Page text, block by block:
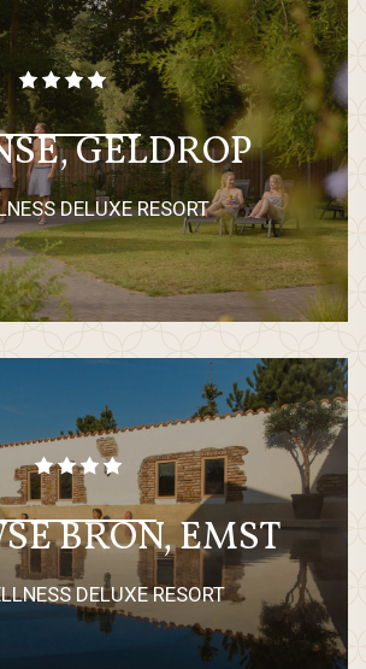
GELDROP
DELUXE RESORT
BRON, EMST
DELUXE RESORT